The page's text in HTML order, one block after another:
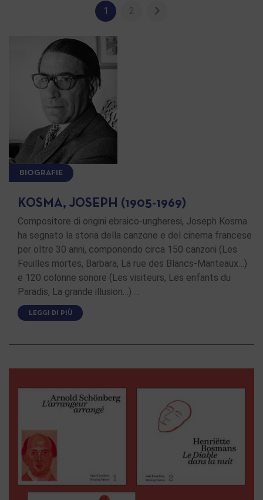
1 2
BIOGRAFIE
KOSMA, JOSEPH (1905-1969)
Compositore di origini ebraico-ungheresi, Joseph Kosma
ha segnato la storia della canzone e del cinema francese
per oltre 30 anni, componendo circa 150 canzoni (Les
Feuilles mortes, Barbara, La rue des Blancs-Manteaux…)
e 120 colonne sonore (Les visiteurs, Les enfants du
Paradis, La grande illusion…) …
LEGGI DI PIÙ